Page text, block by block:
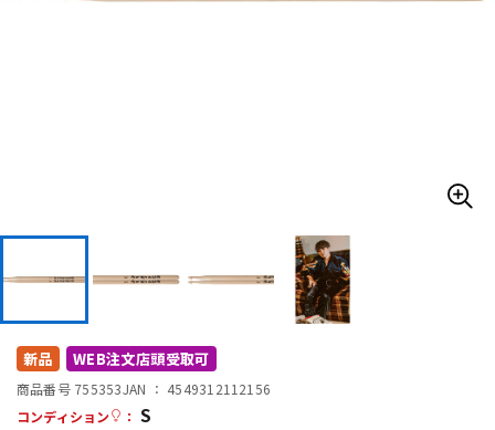
DTM
配信/ライブ機器
新品 WEB注文店頭受取可
商品番号 755353JAN ： 4549312112156
コンディション
： S